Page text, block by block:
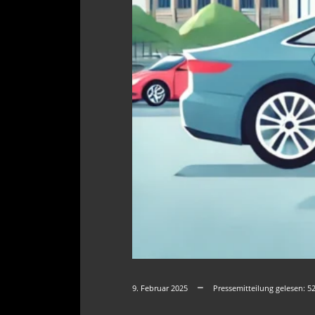
9. Februar 2025 Pressemitteilung gelesen: